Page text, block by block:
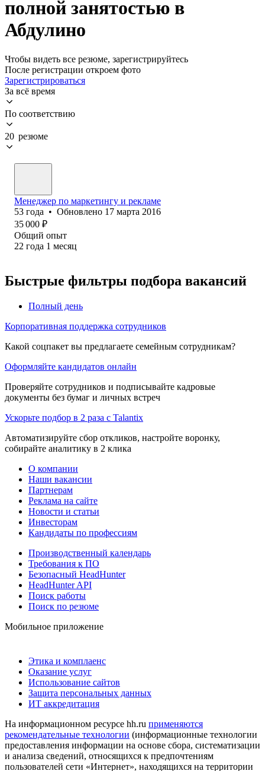
полной занятостью в
Абдулино
Чтобы видеть все резюме, зарегистрируйтесь
После регистрации откроем фото
Зарегистрироваться
За всё время
По соответствию
20 резюме
Менеджер по маркетингу и рекламе
53 года • Обновлено 17 марта 2016
35 000 ₽
Общий опыт
22 года 1 месяц
Быстрые фильтры подбора вакансий
Полный день
Корпоративная поддержка сотрудников
Какой соцпакет вы предлагаете семейным сотрудникам?
Оформляйте кандидатов онлайн
Проверяйте сотрудников и подписывайте кадровые
документы без бумаг и личных встреч
Ускорьте подбор в 2 раза с Talantix
Автоматизируйте сбор откликов, настройте воронку,
собирайте аналитику в 2 клика
О компании
Наши вакансии
Партнерам
Реклама на сайте
Новости и статьи
Инвесторам
Кандидаты по профессиям
Производственный календарь
Требования к ПО
Безопасный HeadHunter
HeadHunter API
Поиск работы
Поиск по резюме
Мобильное приложение
Этика и комплаенс
Оказание услуг
Использование сайтов
Защита персональных данных
ИТ аккредитация
На информационном ресурсе hh.ru применяются
рекомендательные технологии (информационные технологии
предоставления информации на основе сбора, систематизации
и анализа сведений, относящихся к предпочтениям
пользователей сети «Интернет», находящихся на территории